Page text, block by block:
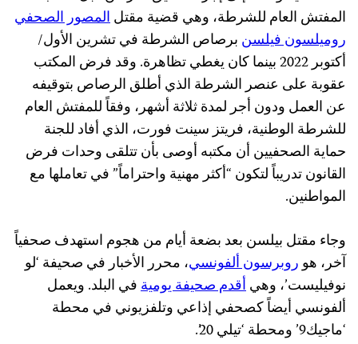
المفتش العام للشرطة، وهي قضية مقتلالمصور الصحفي
روميلسون فيلسن برصاص الشرطة في تشرين الأول/
أكتوبر 2022 بينما كان يغطي تظاهرة. وقد فرض المكتب
عقوبة على عنصر الشرطة الذي أطلق الرصاص بتوقيفه
عن العمل ودون أجر لمدة ثلاثة أشهر، وفقاً للمفتش العام
للشرطة الوطنية، فريتز سينت فورت، الذي أفاد للجنة
حماية الصحفيين أن مكتبه أوصى بأن تتلقى وحدات فرض
القانون تدريباً لتكون “أكثر مهنية واحتراماً” في تعاملها مع
المواطنين.
وجاء مقتل بيلسن بعد بضعة أيام من هجوم استهدف صحفياً
آخر، هوروبرسون ألفونسي، محرر الأخبار في صحيفة ‘لو
نوفيليست’، وهيأقدم صحيفة يوميةفي البلد. ويعمل
ألفونسي أيضاً كصحفي إذاعي وتلفزيوني في محطة
‘ماجيك9’ ومحطة ‘تيلي 20’.